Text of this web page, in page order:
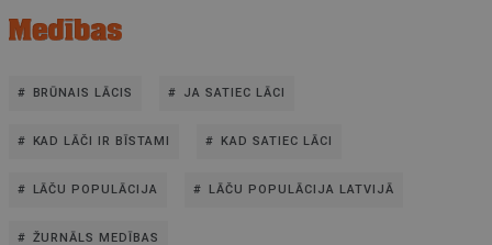
BRŪNAIS LĀCIS JA SATIEC LĀCI
KAD LĀČI IR BĪSTAMI KAD SATIEC LĀCI
LĀČU POPULĀCIJA LĀČU POPULĀCIJA LATVIJĀ
ŽURNĀLS MEDĪBAS